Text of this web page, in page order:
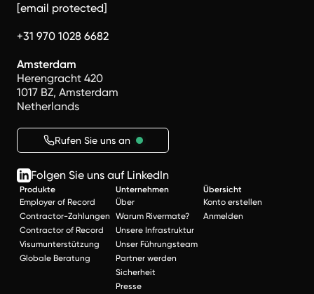
[email protected]
+31 970 1028 6682
Amsterdam
Herengracht 420
1017 BZ, Amsterdam
Netherlands
Rufen Sie uns an
Folgen Sie uns auf LinkedIn
Produkte
Employer of Record
Contractor-Zahlungen
Contractor of Record
Visumunterstützung
Globale Beratung
Unternehmen
Über
Warum Rivermate?
Unsere Infrastruktur
Unser Führungsteam
Partner werden
Sicherheit
Presse
Übersicht
Konto erstellen
Anmelden